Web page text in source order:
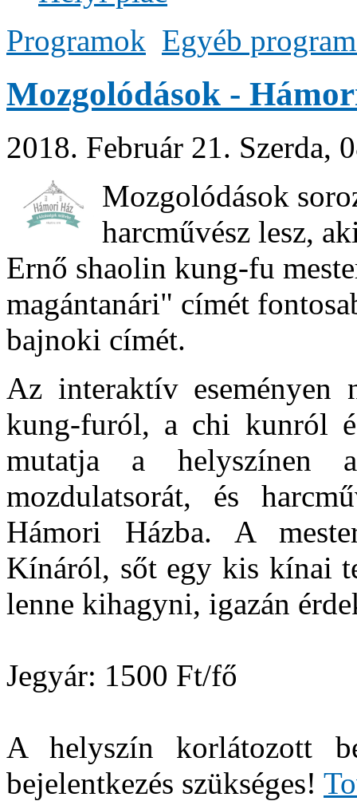
Programok Egyéb
Mozgolódások -
2018. Február 21. Szerda,
Mozgolódások
harcművész lesz,
Ernő shaolin kung-fu
magántanári" címét
bajnoki címét.
Az interaktív eseményen
kung-furól, a chi kunról
mutatja a helyszínen
mozdulatsorát, és
Hámori Házba. A
Kínáról, sőt egy kis kínai
lenne kihagyni, igazán
Jegyár: 1500 Ft/fő
A helyszín korlátozott
bejelentkezés szükséges!